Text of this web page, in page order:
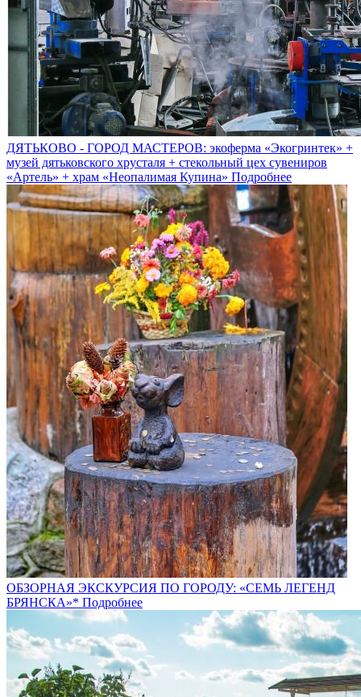
ДЯТЬКОВО - ГОРОД МАСТЕРОВ: экоферма «Экогринтек» +
музей дятьковского хрусталя + стекольный цех сувениров
«Артель» + храм «Неопалимая Купина» Подробнее
ОБЗОРНАЯ ЭКСКУРСИЯ ПО ГОРОДУ: «СЕМЬ ЛЕГЕНД
БРЯНСКА»* Подробнее